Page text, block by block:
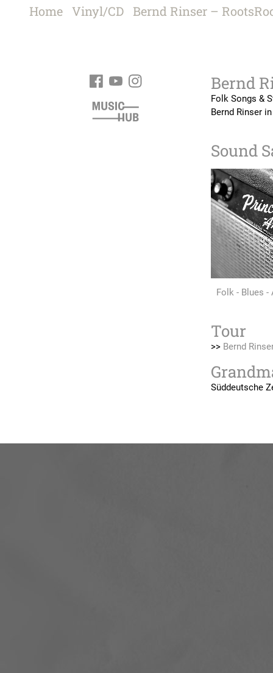
Bernd
Folk Songs &
Bernd Rinser
Sound
Folk - Blues -
Tour
>> Bernd
Süddeutsche